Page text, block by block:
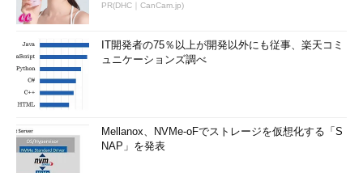
PR(DHC｜CanCam.jp)
IT開発者の75％以上が開発以外にも従事、楽天コミ
ュニケーションズ調べ
Mellanox、NVMe-oFでストレージを仮想化する「S
NAP」を発表